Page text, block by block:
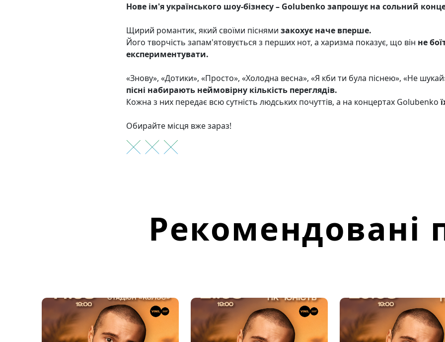
Нове ім'я українського шоу-бізнесу – Golubenko запрошує на сольний
Щирий романтик, який своїми піснями закохує наче вперше.
Його творчість запам'ятовується з перших нот, а харизма показує, що він не
експериментувати.
«Знову», «Дотики», «Просто», «Холодна весна», «Я кби ти була піснею», «Не
пісні набирають неймовірну кількість переглядів.
Кожна з них передає всю сутність людських почуттів, а на концертах Golubenko
Обирайте місця вже зараз!
Рекомендовані